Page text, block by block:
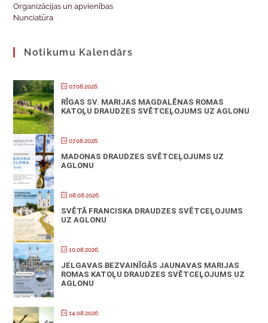
Organizācijas un apvienības
Nunciatūra
Notikumu Kalendārs
07.08.2026.
RĪGAS SV. MARIJAS MAGDALĒNAS ROMAS
KATOĻU DRAUDZES SVĒTCEĻOJUMS UZ AGLONU
07.08.2026.
MADONAS DRAUDZES SVĒTCEĻOJUMS UZ
AGLONU
08.08.2026.
SVĒTĀ FRANCISKA DRAUDZES SVĒTCEĻOJUMS
UZ AGLONU
10.08.2026.
JELGAVAS BEZVAINĪGĀS JAUNAVAS MARIJAS
ROMAS KATOĻU DRAUDZES SVĒTCEĻOJUMS UZ
AGLONU
14.08.2026.